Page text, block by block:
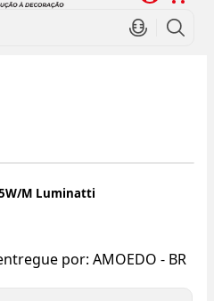
M Luminatti
por: AMOEDO - BR